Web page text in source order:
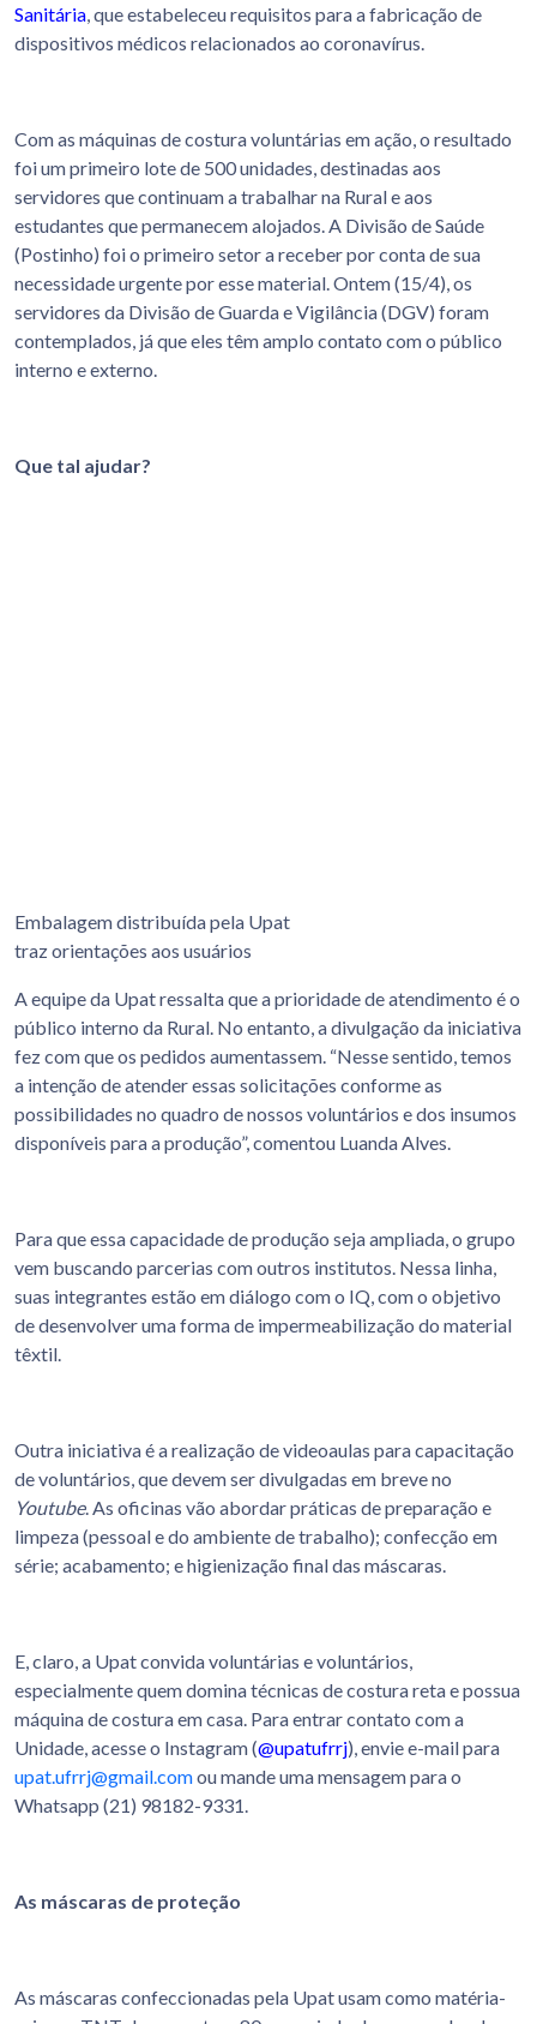
Sanitária , que estabeleceu requisitos para a fabricação de
dispositivos médicos relacionados ao coronavírus.
Com as máquinas de costura voluntárias em ação, o resultado
foi um primeiro lote de 500 unidades, destinadas aos
servidores que continuam a trabalhar na Rural e aos
estudantes que permanecem alojados. A Divisão de Saúde
(Postinho) foi o primeiro setor a receber por conta de sua
necessidade urgente por esse material. Ontem (15/4), os
servidores da Divisão de Guarda e Vigilância (DGV) foram
contemplados, já que eles têm amplo contato com o público
interno e externo.
Que tal ajudar?
Embalagem distribuída pela Upat
traz orientações aos usuários
A equipe da Upat ressalta que a prioridade de atendimento é o
público interno da Rural. No entanto, a divulgação da iniciativa
fez com que os pedidos aumentassem. “Nesse sentido, temos
a intenção de atender essas solicitações conforme as
possibilidades no quadro de nossos voluntários e dos insumos
disponíveis para a produção”, comentou Luanda Alves.
Para que essa capacidade de produção seja ampliada, o grupo
vem buscando parcerias com outros institutos. Nessa linha,
suas integrantes estão em diálogo com o IQ, com o objetivo
de desenvolver uma forma de impermeabilização do material
têxtil.
Outra iniciativa é a realização de videoaulas para capacitação
de voluntários, que devem ser divulgadas em breve no
Youtube. As oficinas vão abordar práticas de preparação e
limpeza (pessoal e do ambiente de trabalho); confecção em
série; acabamento; e higienização final das máscaras.
E, claro, a Upat convida voluntárias e voluntários,
especialmente quem domina técnicas de costura reta e possua
máquina de costura em casa. Para entrar contato com a
Unidade, acesse o Instagram (@upatufrrj), envie e-mail para
upat.ufrrj@gmail.comou mande uma mensagem para o
Whatsapp (21) 98182-9331.
As máscaras de proteção
As máscaras confeccionadas pela Upat usam como matéria-